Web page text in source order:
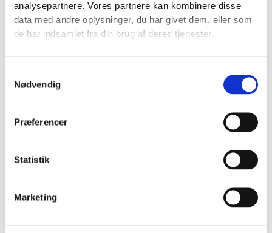
analysepartnere. Vores partnere kan kombinere disse
data med andre oplysninger, du har givet dem, eller som
de har indsamlet fra din brug af deres tjenester.
Nødvendig
Præferencer
Statistik
Marketing
Air fryer
Bagværk
Boller
Dessert
Finger food
Kager
Pasta